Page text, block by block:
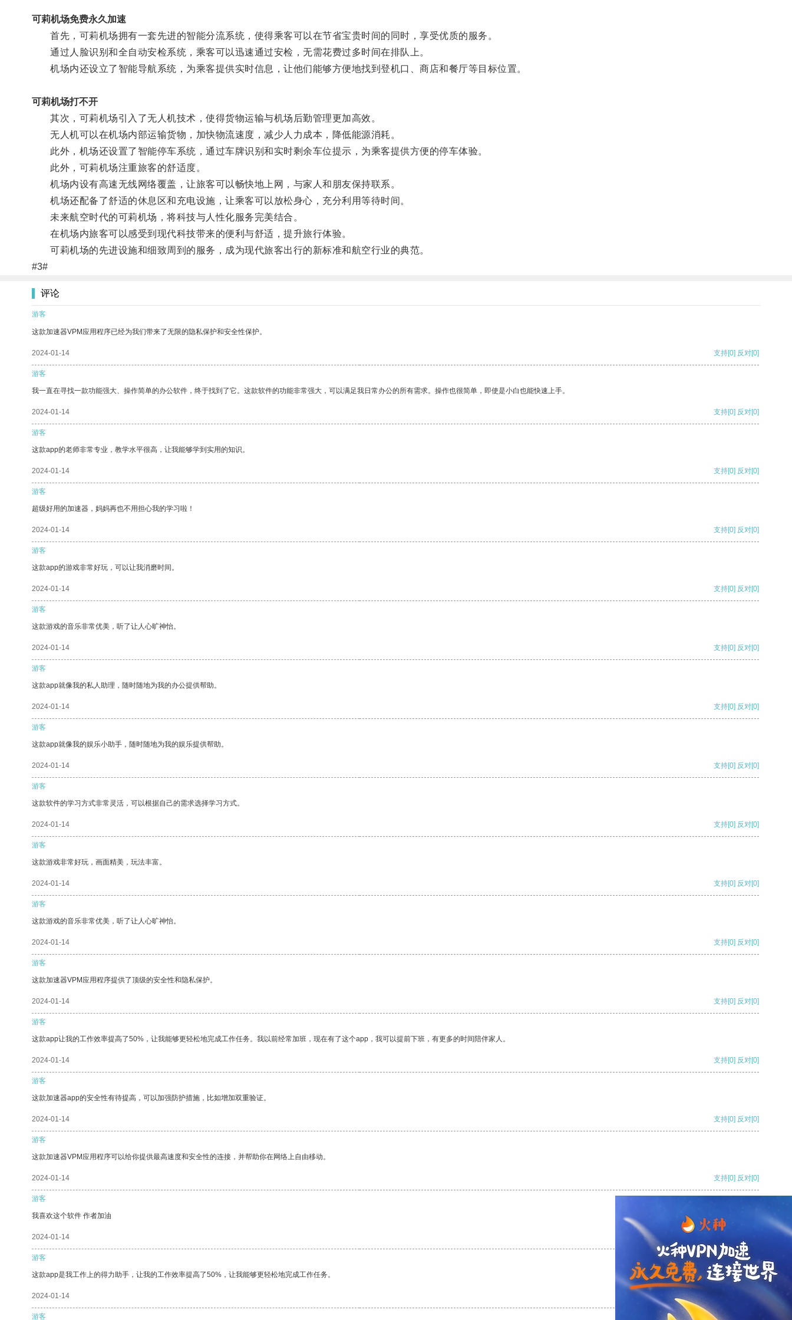
可莉机场免费永久加速
首先，可莉机场拥有一套先进的智能分流系统，使得乘客可以在节省宝贵时间的同时，享受优质的服务。
通过人脸识别和全自动安检系统，乘客可以迅速通过安检，无需花费过多时间在排队上。
机场内还设立了智能导航系统，为乘客提供实时信息，让他们能够方便地找到登机口、商店和餐厅等目标位置。
可莉机场打不开
其次，可莉机场引入了无人机技术，使得货物运输与机场后勤管理更加高效。
无人机可以在机场内部运输货物，加快物流速度，减少人力成本，降低能源消耗。
此外，机场还设置了智能停车系统，通过车牌识别和实时剩余车位提示，为乘客提供方便的停车体验。
此外，可莉机场注重旅客的舒适度。
机场内设有高速无线网络覆盖，让旅客可以畅快地上网，与家人和朋友保持联系。
机场还配备了舒适的休息区和充电设施，让乘客可以放松身心，充分利用等待时间。
未来航空时代的可莉机场，将科技与人性化服务完美结合。
在机场内旅客可以感受到现代科技带来的便利与舒适，提升旅行体验。
可莉机场的先进设施和细致周到的服务，成为现代旅客出行的新标准和航空行业的典范。
#3#
评论
游客
这款加速器VPM应用程序已经为我们带来了无限的隐私保护和安全性保护。
2024-01-14 支持[0] 反对[0]
游客
我一直在寻找一款功能强大、操作简单的办公软件，终于找到了它。这款软件的功能非常强大，可以满足我日常办公的所有需求。操作也很简单，即使是小白也能快速上手。
2024-01-14 支持[0] 反对[0]
游客
这款app的老师非常专业，教学水平很高，让我能够学到实用的知识。
2024-01-14 支持[0] 反对[0]
游客
超级好用的加速器，妈妈再也不用担心我的学习啦！
2024-01-14 支持[0] 反对[0]
游客
这款app的游戏非常好玩，可以让我消磨时间。
2024-01-14 支持[0] 反对[0]
游客
这款游戏的音乐非常优美，听了让人心旷神怡。
2024-01-14 支持[0] 反对[0]
游客
这款app就像我的私人助理，随时随地为我的办公提供帮助。
2024-01-14 支持[0] 反对[0]
游客
这款app就像我的娱乐小助手，随时随地为我的娱乐提供帮助。
2024-01-14 支持[0] 反对[0]
游客
这款软件的学习方式非常灵活，可以根据自己的需求选择学习方式。
2024-01-14 支持[0] 反对[0]
游客
这款游戏非常好玩，画面精美，玩法丰富。
2024-01-14 支持[0] 反对[0]
游客
这款游戏的音乐非常优美，听了让人心旷神怡。
2024-01-14 支持[0] 反对[0]
游客
这款加速器VPM应用程序提供了顶级的安全性和隐私保护。
2024-01-14 支持[0] 反对[0]
游客
这款app让我的工作效率提高了50%，让我能够更轻松地完成工作任务。我以前经常加班，现在有了这个app，我可以提前下班，有更多的时间陪伴家人。
2024-01-14 支持[0] 反对[0]
游客
这款加速器app的安全性有待提高，可以加强防护措施，比如增加双重验证。
2024-01-14 支持[0] 反对[0]
游客
这款加速器VPM应用程序可以给你提供最高速度和安全性的连接，并帮助你在网络上自由移动。
2024-01-14 支持[0] 反对[0]
游客
我喜欢这个软件 作者加油
2024-01-14
游客
这款app是我工作上的得力助手，让我的工作效率提高了50%，让我能够更轻松地完成工作任务。
2024-01-14 反对
游客